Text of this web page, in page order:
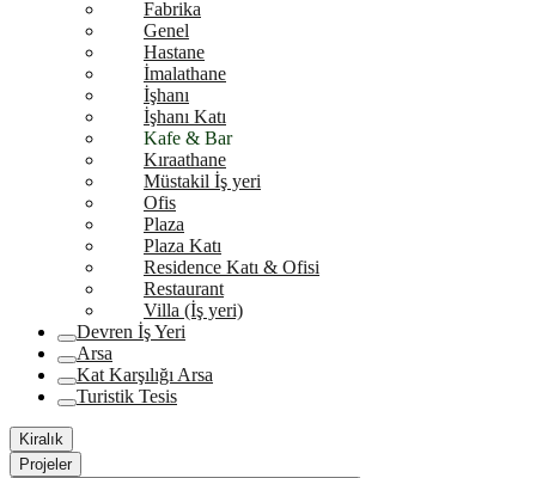
Fabrika
Genel
Hastane
İmalathane
İşhanı
İşhanı Katı
Kafe & Bar
Kıraathane
Müstakil İş yeri
Ofis
Plaza
Plaza Katı
Residence Katı & Ofisi
Restaurant
Villa (İş yeri)
Devren İş Yeri
Arsa
Kat Karşılığı Arsa
Turistik Tesis
Kiralık
Projeler